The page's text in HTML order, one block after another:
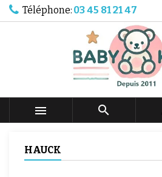
Téléphone: 03 45 81 21 47
 
HAUCK